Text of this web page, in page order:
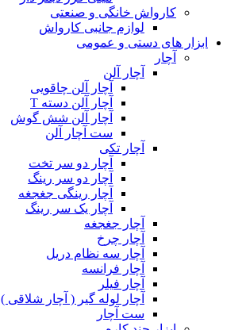
کارواش خانگی و صنعتی
لوازم جانبی کارواش
ابزار های دستی و عمومی
آچار
آچار آلن
آچار آلن چاقویی
آچار آلن دسته T
آچار آلن شش گوش
ست آچار آلن
آچار تکی
آچار دو سر تخت
آچار دو سر رینگ
آچار رینگی جغجغه
آچار یک سر رینگ
آچار جغجغه
آچار چرخ
آچار سه نظام دریل
آچار فرانسه
آچار فیلر
آچار لوله گیر ( آچار شلاقی )
ست آچار